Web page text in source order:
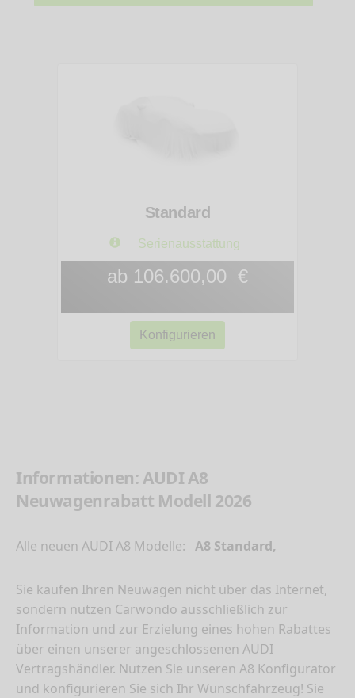
Standard
Serienausstattung
ab 106.600,00 €
Konfigurieren
Informationen: AUDI A8
Neuwagenrabatt Modell 2026
Alle neuen AUDI A8 Modelle: A8 Standard,
Sie kaufen Ihren Neuwagen nicht über das Internet,
sondern nutzen Carwondo ausschließlich zur
Information und zur Erzielung eines hohen Rabattes
über einen unserer angeschlossenen AUDI
Vertragshändler. Nutzen Sie unseren A8 Konfigurator
und konfigurieren Sie sich Ihr Wunschfahrzeug! Sie